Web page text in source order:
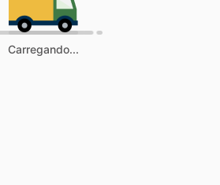
Carregando...